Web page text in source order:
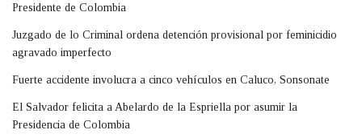
Presidente de Colombia
Juzgado de lo Criminal ordena detención provisional por feminicidio
agravado imperfecto
Fuerte accidente involucra a cinco vehículos en Caluco, Sonsonate
El Salvador felicita a Abelardo de la Espriella por asumir la
Presidencia de Colombia